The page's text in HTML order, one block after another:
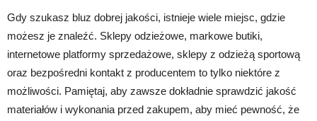
Gdy szukasz bluz dobrej jakości, istnieje wiele miejsc, gdzie
możesz je znaleźć. Sklepy odzieżowe, markowe butiki,
internetowe platformy sprzedażowe, sklepy z odzieżą sportową
oraz bezpośredni kontakt z producentem to tylko niektóre z
możliwości. Pamiętaj, aby zawsze dokładnie sprawdzić jakość
materiałów i wykonania przed zakupem, aby mieć pewność, że